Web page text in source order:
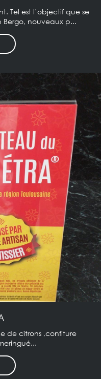
Tel est l’objectif que se
Bergo, nouveaux p...
de citrons ,confiture